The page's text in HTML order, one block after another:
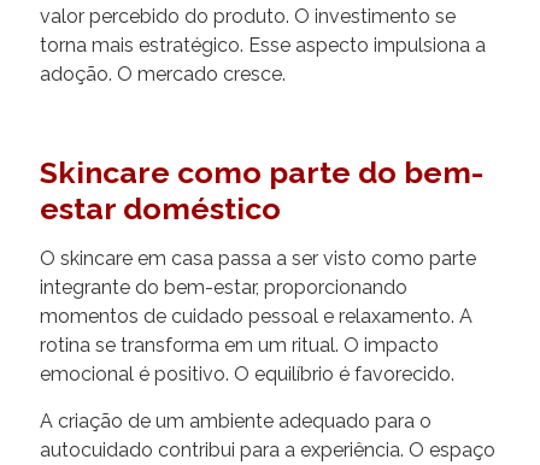
valor percebido do produto. O investimento se
torna mais estratégico. Esse aspecto impulsiona a
adoção. O mercado cresce.
Skincare como parte do bem-
estar doméstico
O skincare em casa passa a ser visto como parte
integrante do bem-estar, proporcionando
momentos de cuidado pessoal e relaxamento. A
rotina se transforma em um ritual. O impacto
emocional é positivo. O equilíbrio é favorecido.
A criação de um ambiente adequado para o
autocuidado contribui para a experiência. O espaço